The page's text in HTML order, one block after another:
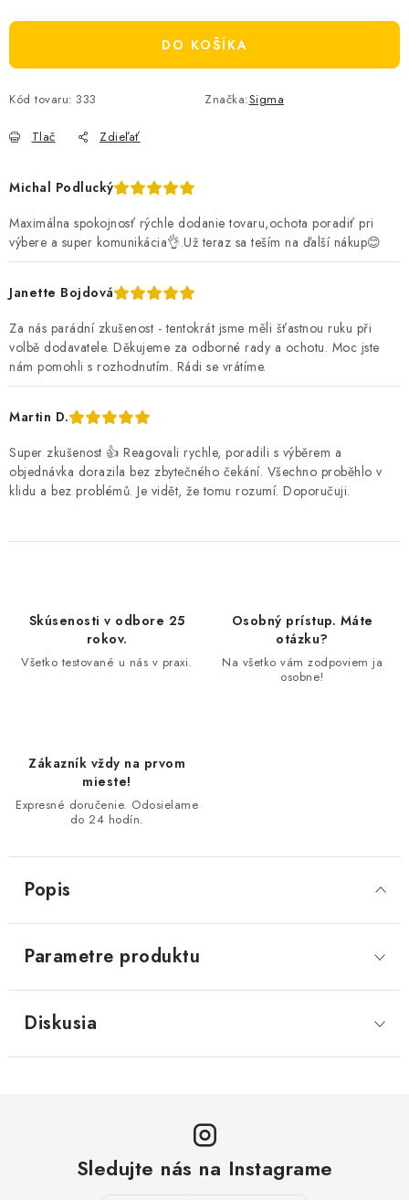
DO KOŠÍKA
Kód tovaru: 333 Značka:Sigma
Tlač Zdieľať
Michal Podlucký
Maximálna spokojnosť rýchle dodanie tovaru,ochota poradiť pri
výbere a super komunikácia👌.Už teraz sa teším na ďalší nákup😊
Janette Bojdová
Za nás parádní zkušenost - tentokrát jsme měli šťastnou ruku při
volbě dodavatele. Děkujeme za odborné rady a ochotu. Moc jste
nám pomohli s rozhodnutím. Rádi se vrátíme.
Martin D.
Super zkušenost 👍 Reagovali rychle, poradili s výběrem a
objednávka dorazila bez zbytečného čekání. Všechno proběhlo v
klidu a bez problémů. Je vidět, že tomu rozumí. Doporučuji.
Skúsenosti v odbore 25
rokov.
Všetko testované u nás v praxi.
Osobný prístup. Máte
otázku?
Na všetko vám zodpoviem ja
osobne!
Zákazník vždy na prvom
mieste!
Expresné doručenie. Odosielame
do 24 hodín.
Popis
Parametre produktu
Diskusia
Sledujte nás na Instagrame